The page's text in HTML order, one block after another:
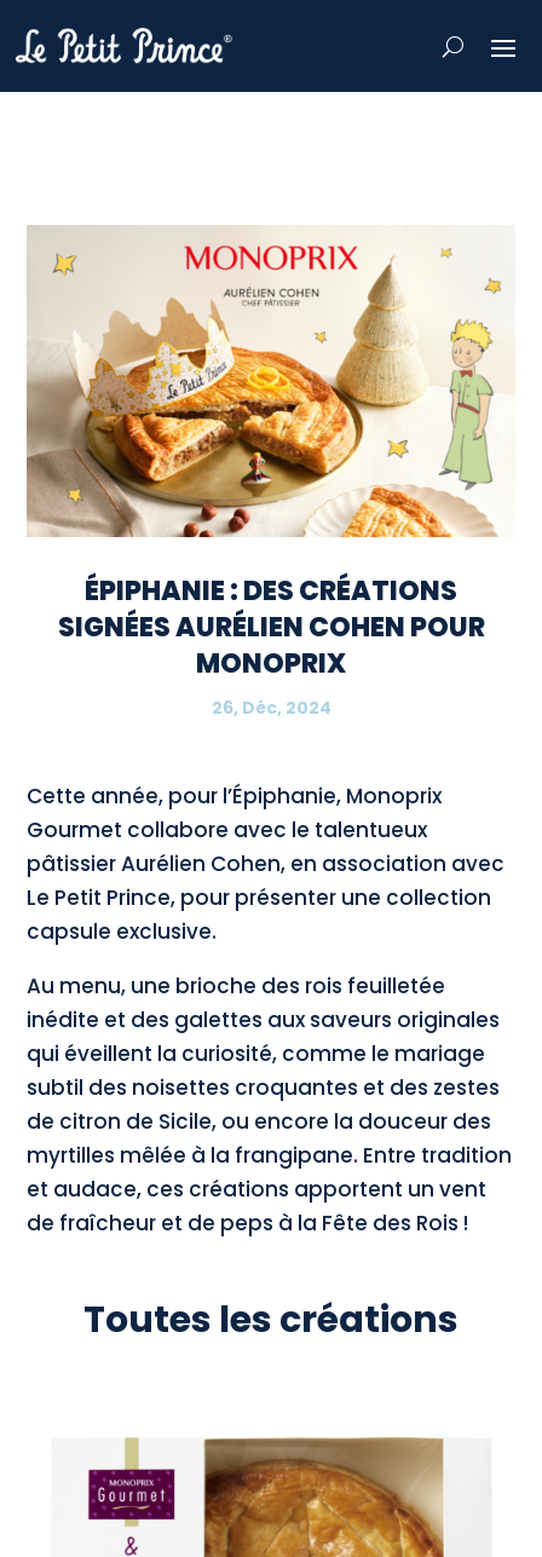
ÉPIPHANIE : DES CRÉATIONS
SIGNÉES AURÉLIEN COHEN POUR
MONOPRIX
26, Déc, 2024
Cette année, pour l’Épiphanie, Monoprix
Gourmet collabore avec le talentueux
pâtissier Aurélien Cohen, en association avec
Le Petit Prince, pour présenter une collection
capsule exclusive.
Au menu, une brioche des rois feuilletée
inédite et des galettes aux saveurs originales
qui éveillent la curiosité, comme le mariage
subtil des noisettes croquantes et des zestes
de citron de Sicile, ou encore la douceur des
myrtilles mêlée à la frangipane. Entre tradition
et audace, ces créations apportent un vent
de fraîcheur et de peps à la Fête des Rois !
Toutes les créations